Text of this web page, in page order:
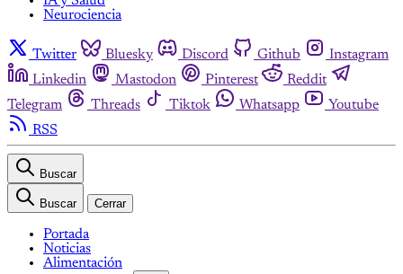
Neurociencia
Twitter Bluesky Discord Github
Instagram
Linkedin
Mastodon Pinterest
Reddit
Telegram
Threads Tiktok Whatsapp
Youtube
RSS
Buscar
Buscar Cerrar
Portada
Noticias
Alimentación